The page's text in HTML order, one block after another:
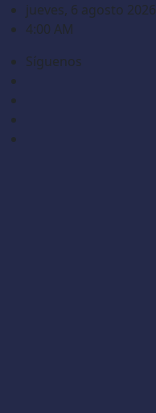
Saltarjueves, 6 agosto 2026
4:00 AM
Síguenos